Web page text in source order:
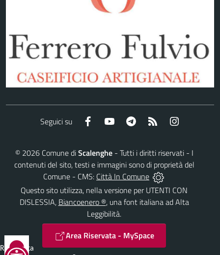
Seguici su Facebook YouTube Telegram RSS
© 2026Comune diScalenghe- Tutti i diritti riservati - I
contenuti del sito, testi e immagini sono di proprietà del
Comune - CMS: Città In Comune
Questo sito utilizza, nella versione per UTENTI CON
DISLESSIA, Biancoenero ®, una font italiana ad Alta
Leggibilità.
Area Riservata - MySpace
Reimposta